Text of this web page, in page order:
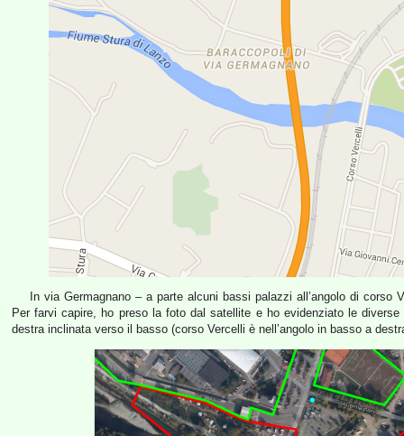
In via Germagnano – a parte alcuni bassi palazzi all’angolo di
Per farvi capire, ho preso la foto dal satellite e ho evidenziato le
destra inclinata verso il basso (corso Vercelli è nell’angolo in basso a